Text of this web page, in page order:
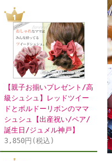
【親子お揃いプレゼント/高
級シュシュ】レッドツイー
ドとボルドーリボンのママ
シュシュ【出産祝い/ペア/
誕生日/ジュメル神戸】
3,850円(税込)